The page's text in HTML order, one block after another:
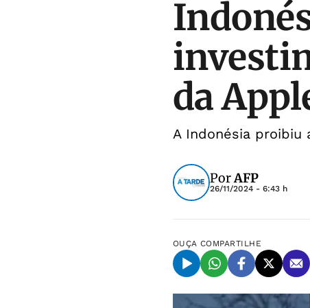
da
A Indonésia proibiu
PorAFP
26/11/2024 - 6:43 h
OUÇA COMPARTILHE